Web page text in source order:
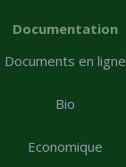
Documentation
Documents en ligne
Bio
Economique